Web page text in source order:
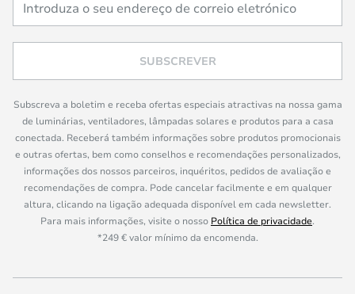
SUBSCREVER
Subscreva a boletim e receba ofertas especiais atractivas na nossa gama
de luminárias, ventiladores, lâmpadas solares e produtos para a casa
conectada. Receberá também informações sobre produtos promocionais
e outras ofertas, bem como conselhos e recomendações personalizados,
informações dos nossos parceiros, inquéritos, pedidos de avaliação e
recomendações de compra. Pode cancelar facilmente e em qualquer
altura, clicando na ligação adequada disponível em cada newsletter.
Para mais informações, visite o nosso Política de privacidade.
*249 € valor mínimo da encomenda.